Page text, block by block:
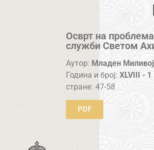
Осврт на
служби Светом
Аутор: Младен
Година и број:XLVIII - 1
стране: 47-58
PDF